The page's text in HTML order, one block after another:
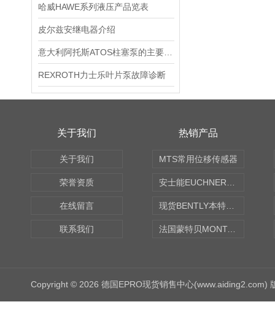
哈威HAWE系列液压产品览表
皮尔兹安继电器介绍
REXROTH力士乐叶片泵故障诊断
关于我们
关于我们
荣誉资质
在线留言
联系我们
热销产品
MTS常用位移传感器
法国蒙特贝MONTABERT打壳机凿岩机Z92
Copyright © 2026 德国EPRO现货销售中心(www.aiding2.com)